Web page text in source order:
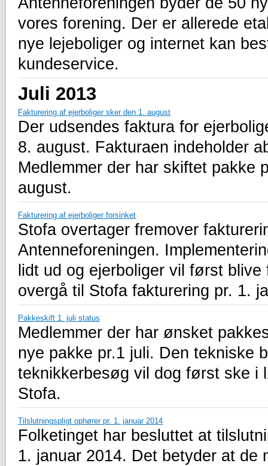
vores forening. Der er allerede
nye lejeboliger og internet kan
kundeservice.
Juli 2013
Fakturering af ejerboliger sker den 1. august
Der udsendes faktura for
8. august. Fakturaen indeholder
Medlemmer der har skiftet pakke
august.
Fakturering af ejerboliger forsinket
Stofa overtager fremover
Antenneforeningen.
lidt ud og ejerboliger vil først
overgå til Stofa fakturering pr. 1.
Pakkeskift 1. juli status
Medlemmer der har ønsket
nye pakke pr.1 juli. Den tekniske
teknikkerbesøg vil dog først ske i
Stofa.
Tilslutningspligt ophører pr. 1. januar 2014
Folketinget har besluttet at
1. januar 2014. Det betyder at de